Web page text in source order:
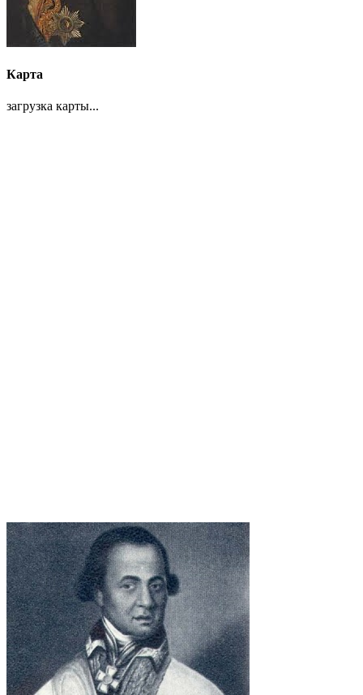
Карта
загрузка карты...